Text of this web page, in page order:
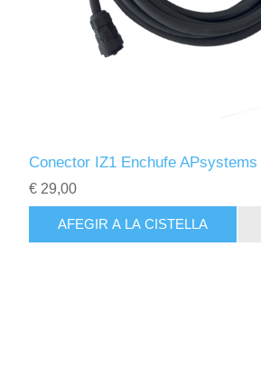
Conector IZ1 Enchufe
€ 29,00